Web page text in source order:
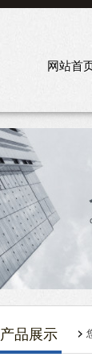
网站首
产品展示